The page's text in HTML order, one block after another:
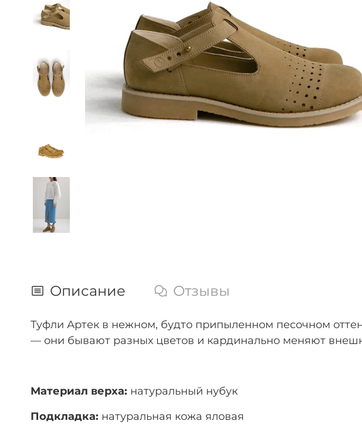
Описание Отзывы
Туфли Артек в нежном, будто припыленном песочном
— они бывают разных цветов и кардинально меняют
Материал верха: натуральный нубук
Подкладка: натуральная кожа яловая